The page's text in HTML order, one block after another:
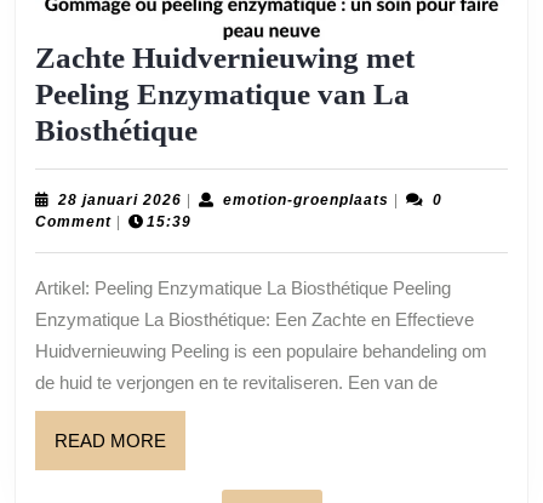
Zachte Huidvernieuwing met
Peeling Enzymatique van La
BiosthétiqueZachte
Huidvernieuwing
met
Enzymatique
van
La
Biosthétique
28 januari 2026 28
januari
| emotion-groenplaatsemotion-
|
0
Comment | 15:39
Artikel: Peeling Enzymatique La Biosthétique Peeling
Enzymatique La Biosthétique: Een Zachte en Effectieve
Huidvernieuwing Peeling is een populaire behandeling om
de huid te verjongen en te revitaliseren. Een van de
READ MORE
MORE